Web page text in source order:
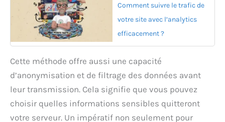
Comment suivre le trafic de
votre site avec l’analytics
efficacement ?
Cette méthode offre aussi une capacité
d’anonymisation et de filtrage des données avant
leur transmission. Cela signifie que vous pouvez
choisir quelles informations sensibles quitteront
votre serveur. Un impératif non seulement pour